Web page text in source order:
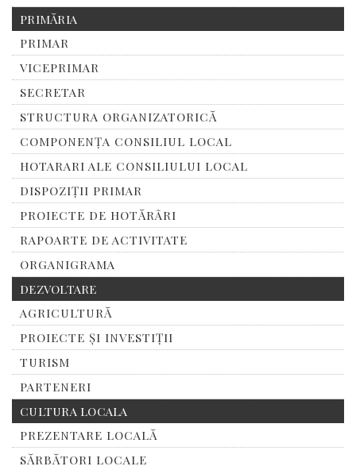
PRIMĂRIA
PRIMAR
VICEPRIMAR
SECRETAR
STRUCTURA ORGANIZATORICĂ
COMPONENȚA CONSILIUL LOCAL
HOTARARI ALE CONSILIULUI LOCAL
DISPOZIȚII PRIMAR
PROIECTE DE HOTĂRÂRI
RAPOARTE DE ACTIVITATE
ORGANIGRAMA
DEZVOLTARE
AGRICULTURĂ
PROIECTE ȘI INVESTIȚII
TURISM
PARTENERI
CULTURA LOCALA
PREZENTARE LOCALĂ
SĂRBĂTORI LOCALE